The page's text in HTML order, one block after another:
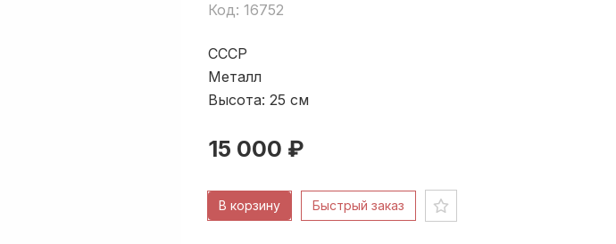
Код: 16752
СССР
Металл
Высота: 25 см
15 000 ₽
В корзину Быстрый заказ